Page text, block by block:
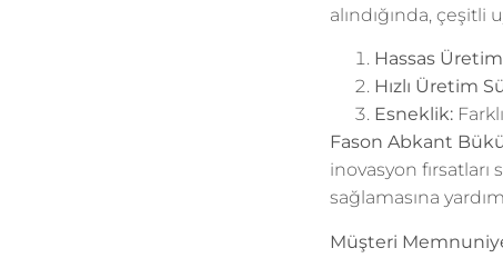
alındığında, çeşitli
Hassas
Hızlı Üretim
Esneklik:
Fason Abkant
inovasyon
sağlamasına
Müşteri